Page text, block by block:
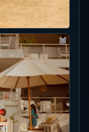
seat mudah